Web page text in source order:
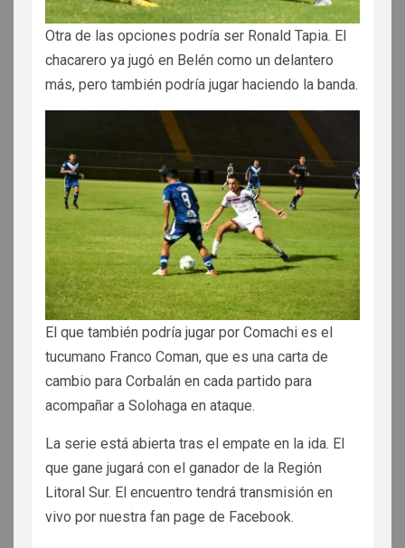
Otra de las opciones podría ser Ronald Tapia. El
chacarero ya jugó en Belén como un delantero
más, pero también podría jugar haciendo la banda.
El que también podría jugar por Comachi es el
tucumano Franco Coman, que es una carta de
cambio para Corbalán en cada partido para
acompañar a Solohaga en ataque.
La serie está abierta tras el empate en la ida. El
que gane jugará con el ganador de la Región
Litoral Sur. El encuentro tendrá transmisión en
vivo por nuestra fan page de Facebook.